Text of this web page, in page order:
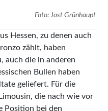
Foto: Jost Grünhaupt
Hessen, zu denen auch
zählt, haben
auch die in anderen
Bullen haben
geliefert. Für die
die nach wie vor
Position bei den